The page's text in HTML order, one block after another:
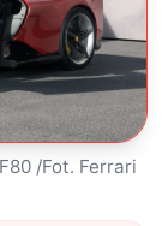
/Fot. Ferrari